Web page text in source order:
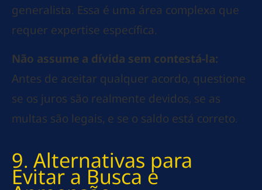
generalista. Essa é uma área complexa que
requer expertise específica.
Não assume a dívida sem contestá-la:
Antes de aceitar qualquer acordo, questione
se os juros são realmente devidos, se as
multas são legais, e se o saldo está correto.
9. Alternativas para
Evitar a Busca e